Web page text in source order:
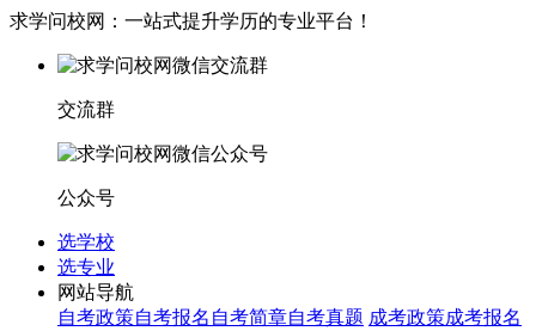
求学问校网：一站式提升学历的专业平台！
交流群
公众号
选学校
选专业
网站导航
自考政策自考报名 自考简章自考真题 成考政策成考报名